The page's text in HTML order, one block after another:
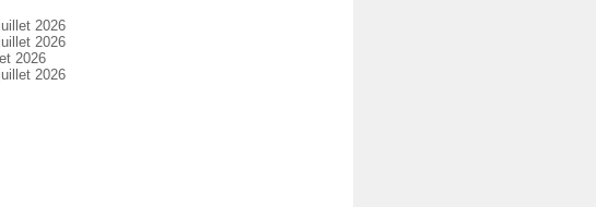
2026
2026
2026
2026